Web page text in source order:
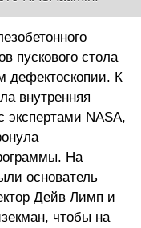
пускового стола
дефектоскопии. К
внутренняя
экспертами NASA,
На
основатель
Дейв Лимп и
чтобы на